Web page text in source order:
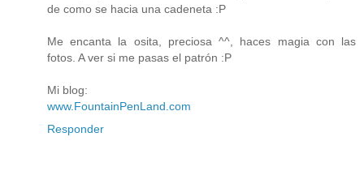
de como se hacia una cadeneta :P
Me encanta la osita, preciosa ^^, haces magia con las
fotos. A ver si me pasas el patrón :P
Mi blog:
www.FountainPenLand.com
Responder